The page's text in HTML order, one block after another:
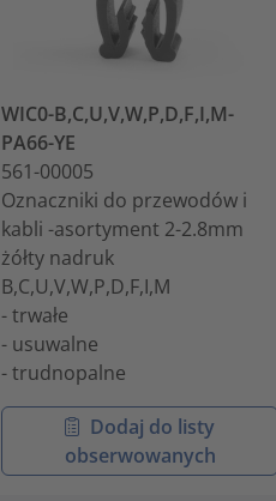
WIC0-B,C,U,V,W,P,D,F,I,M-
PA66-YE
561-00005
Oznaczniki do przewodów i
kabli -asortyment 2-2.8mm
żółty nadruk
B,C,U,V,W,P,D,F,I,M
- trwałe
- usuwalne
- trudnopalne
Dodaj do listy
obserwowanych